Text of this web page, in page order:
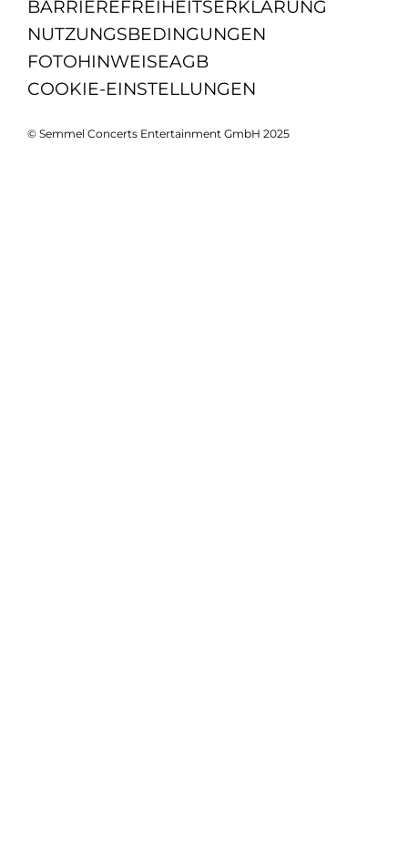
BARRIEREFREIHEITSERKLÄRUNG
NUTZUNGSBEDINGUNGEN
FOTOHINWEISEAGB
COOKIE-EINSTELLUNGEN
© Semmel Concerts Entertainment GmbH 2025